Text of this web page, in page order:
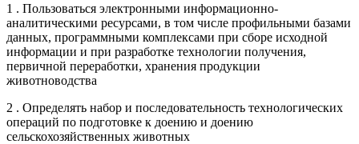
1 . Пользоваться электронными информационно-
аналитическими ресурсами, в том числе профильными базами
данных, программными комплексами при сборе исходной
информации и при разработке технологии получения,
первичной переработки, хранения продукции
животноводства
2 . Определять набор и последовательность технологических
операций по подготовке к доению и доению
сельскохозяйственных животных